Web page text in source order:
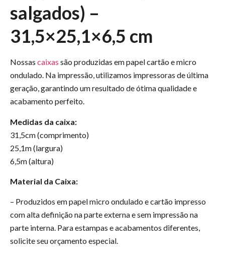
salgados) –
31,5×25,1×6,5 cm
Nossas caixas são produzidas em papel cartão e micro
ondulado. Na impressão, utilizamos impressoras de última
geração, garantindo um resultado de ótima qualidade e
acabamento perfeito.
Medidas da caixa:
31,5cm (comprimento)
25,1m (largura)
6,5m (altura)
Material da Caixa:
– Produzidos em papel micro ondulado e cartão impresso
com alta definição na parte externa e sem impressão na
parte interna. Para estampas e acabamentos diferentes,
solicite seu orçamento especial.